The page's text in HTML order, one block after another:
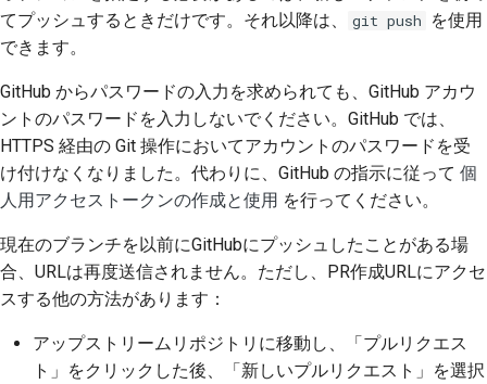
てプッシュするときだけです。それ以降は、
git push
を使用
できます。
GitHub からパスワードの入力を求められても、GitHub アカウ
ントのパスワードを入力しないでください。GitHub では、
HTTPS 経由の Git 操作においてアカウントのパスワードを受
け付けなくなりました。代わりに、GitHub の指示に従って 個
人用アクセストークンの作成と使用 を行ってください。
現在のブランチを以前にGitHubにプッシュしたことがある場
合、URLは再度送信されません。ただし、PR作成URLにアクセ
スする他の方法があります：
アップストリームリポジトリに移動し、「プルリクエス
ト」をクリックした後、「新しいプルリクエスト」を選択